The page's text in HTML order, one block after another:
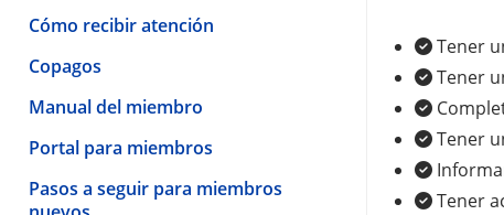
Cómo recibir atención
Copagos
Manual del miembro
Portal para miembros
Pasos a seguir para miembros
Tener
Tener
Tener
Tener